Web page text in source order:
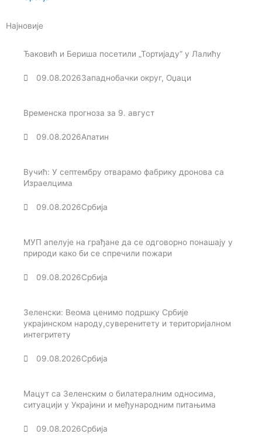
Најновије
Ђаковић и Бериша посетили „Тортијаду“ у Лалићу
09.08.2026Западнобачки округ, Оџаци
Временска прогноза за 9. август
09.08.2026Апатин
Вучић: У септембру отварамо фабрику дронова са
Израелцима
09.08.2026Србија
МУП апелује на грађане да се одговорно понашају у
природи како би се спречили пожари
09.08.2026Србија
Зеленски: Веома ценимо подршку Србије
украјинском народу,суверенитету и територијалном
интегритету
09.08.2026Србија
Мацут са Зеленским о билатералним односима,
ситуацији у Украјини и међународним питањима
09.08.2026Србија